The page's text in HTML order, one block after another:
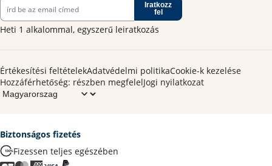
Iratkozz
fel
Heti 1 alkalommal, egyszerű leiratkozás
Értékesítési feltételekAdatvédelmi politikaCookie-k kezelése
Hozzáférhetőség: részben megfelelJogi nyilatkozat
Biztonságos fizetés
Fizessen teljes egészében